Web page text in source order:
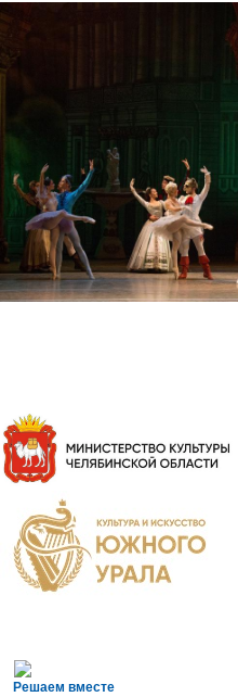
Решаем вместе